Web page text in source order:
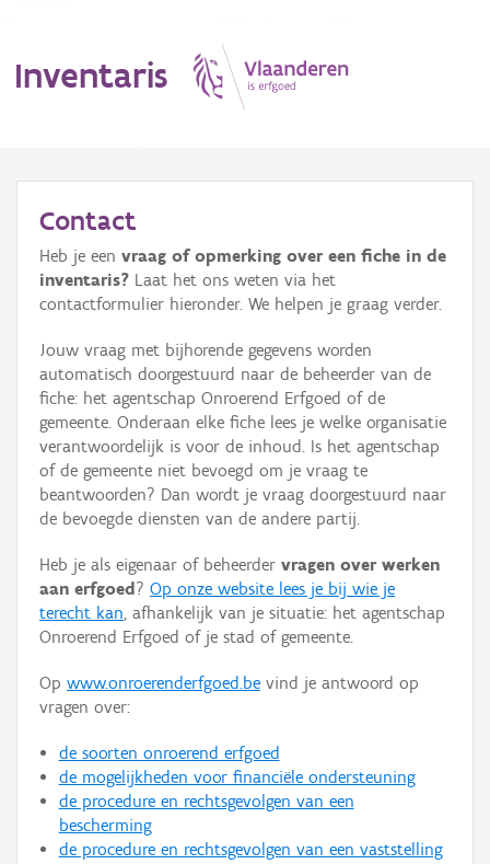
Inventaris
Erfgoedobject
Aanduidingsobject
Waarneming
Thema
Gebeurtenis
Persoon of collectief
Hergebruik
Aanmelden
Contact
Heb je een vraag of opmerking over een fiche in de
inventaris? Laat het ons weten via het
contactformulier hieronder. We helpen je graag verder.
Jouw vraag met bijhorende gegevens worden
automatisch doorgestuurd naar de beheerder van de
fiche: het agentschap Onroerend Erfgoed of de
gemeente. Onderaan elke fiche lees je welke organisatie
verantwoordelijk is voor de inhoud. Is het agentschap
of de gemeente niet bevoegd om je vraag te
beantwoorden? Dan wordt je vraag doorgestuurd naar
de bevoegde diensten van de andere partij.
Heb je als eigenaar of beheerder vragen over werken
aan erfgoed ? Op onze website lees je bij wie je
terecht kan, afhankelijk van je situatie: het agentschap
Onroerend Erfgoed of je stad of gemeente.
Op www.onroerenderfgoed.be vind je antwoord op
vragen over:
de soorten onroerend erfgoed
de mogelijkheden voor financiële ondersteuning
de procedure en rechtsgevolgen van een
bescherming
de procedure en rechtsgevolgen van een vaststelling